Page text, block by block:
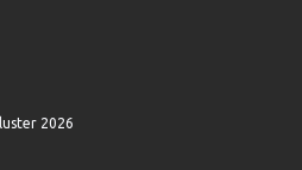
2026